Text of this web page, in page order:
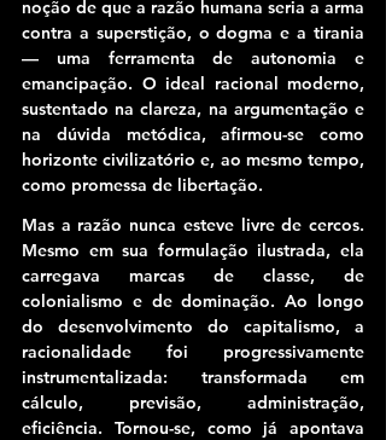
noção de que a razão humana seria a arma
contra a superstição, o dogma e a tirania
— uma ferramenta de autonomia e
emancipação. O ideal racional moderno,
sustentado na clareza, na argumentação e
na dúvida metódica, afirmou-se como
horizonte civilizatório e, ao mesmo tempo,
como promessa de libertação.
Mas a razão nunca esteve livre de cercos.
Mesmo em sua formulação ilustrada, ela
carregava marcas de classe, de
colonialismo e de dominação. Ao longo
do desenvolvimento do capitalismo, a
racionalidade foi progressivamente
instrumentalizada: transformada em
cálculo, previsão, administração,